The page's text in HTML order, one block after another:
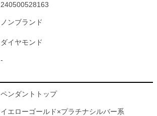
240500528163
ノンブランド
ダイヤモンド
-
ペンダントトップ
イエローゴールド×プラチナシルバー系